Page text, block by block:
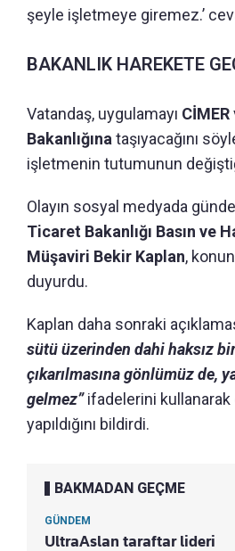
şeyle işletmeye giremez.’
BAKANLIK HAREKETE
Vatandaş, uygulamayı CİMER
Bakanlığına taşıyacağını
işletmenin tutumunun
Olayın sosyal medyada
Ticaret Bakanlığı Basın ve
Müşaviri Bekir Kaplan,
duyurdu.
Kaplan daha sonraki
sütü üzerinden dahi haksız
çıkarılmasına gönlümüz de,
gelmez”ifadelerini
yapıldığını bildirdi.
BAKMADAN GEÇME
GÜNDEM
UltraAslan taraftar lideri